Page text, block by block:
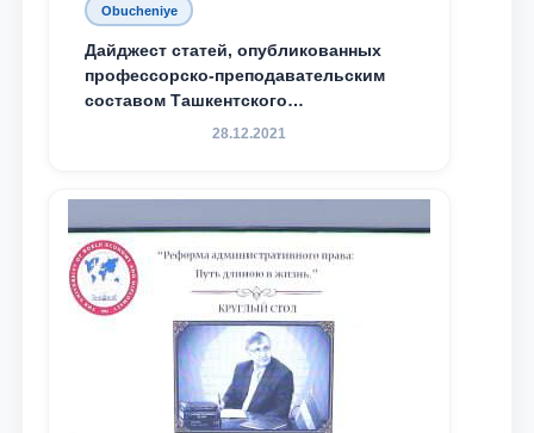
Obucheniye
Дайджест статей, опубликованных
профессорско-преподавательским
составом Ташкентского
государственного юридического
доведения до международного
сообщества результатов реформ и
исследований в сфере
противодействия коррупции
28.12.2021